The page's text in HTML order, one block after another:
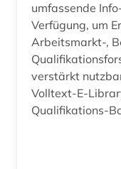
europa (3)
umfassende
Verfügung, um
Arbeitsmarkt-, Berufs-, Bildungs- und
verstärkt nutzbar zu
Volltext-E-
Qualifikations-